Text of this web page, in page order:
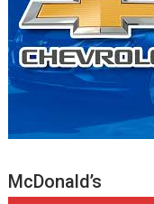
McDonald’s